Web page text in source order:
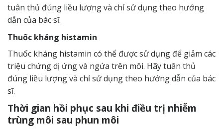
tuân thủ đúng liều lượng và chỉ sử dụng theo hướng
dẫn của bác sĩ.
Thuốc kháng histamin
Thuốc kháng histamin có thể được sử dụng để giảm các
triệu chứng dị ứng và ngứa trên môi. Hãy tuân thủ
đúng liều lượng và chỉ sử dụng theo hướng dẫn của bác
sĩ.
Thời gian hồi phục sau khi điều trị nhiễm
trùng môi sau phun môi